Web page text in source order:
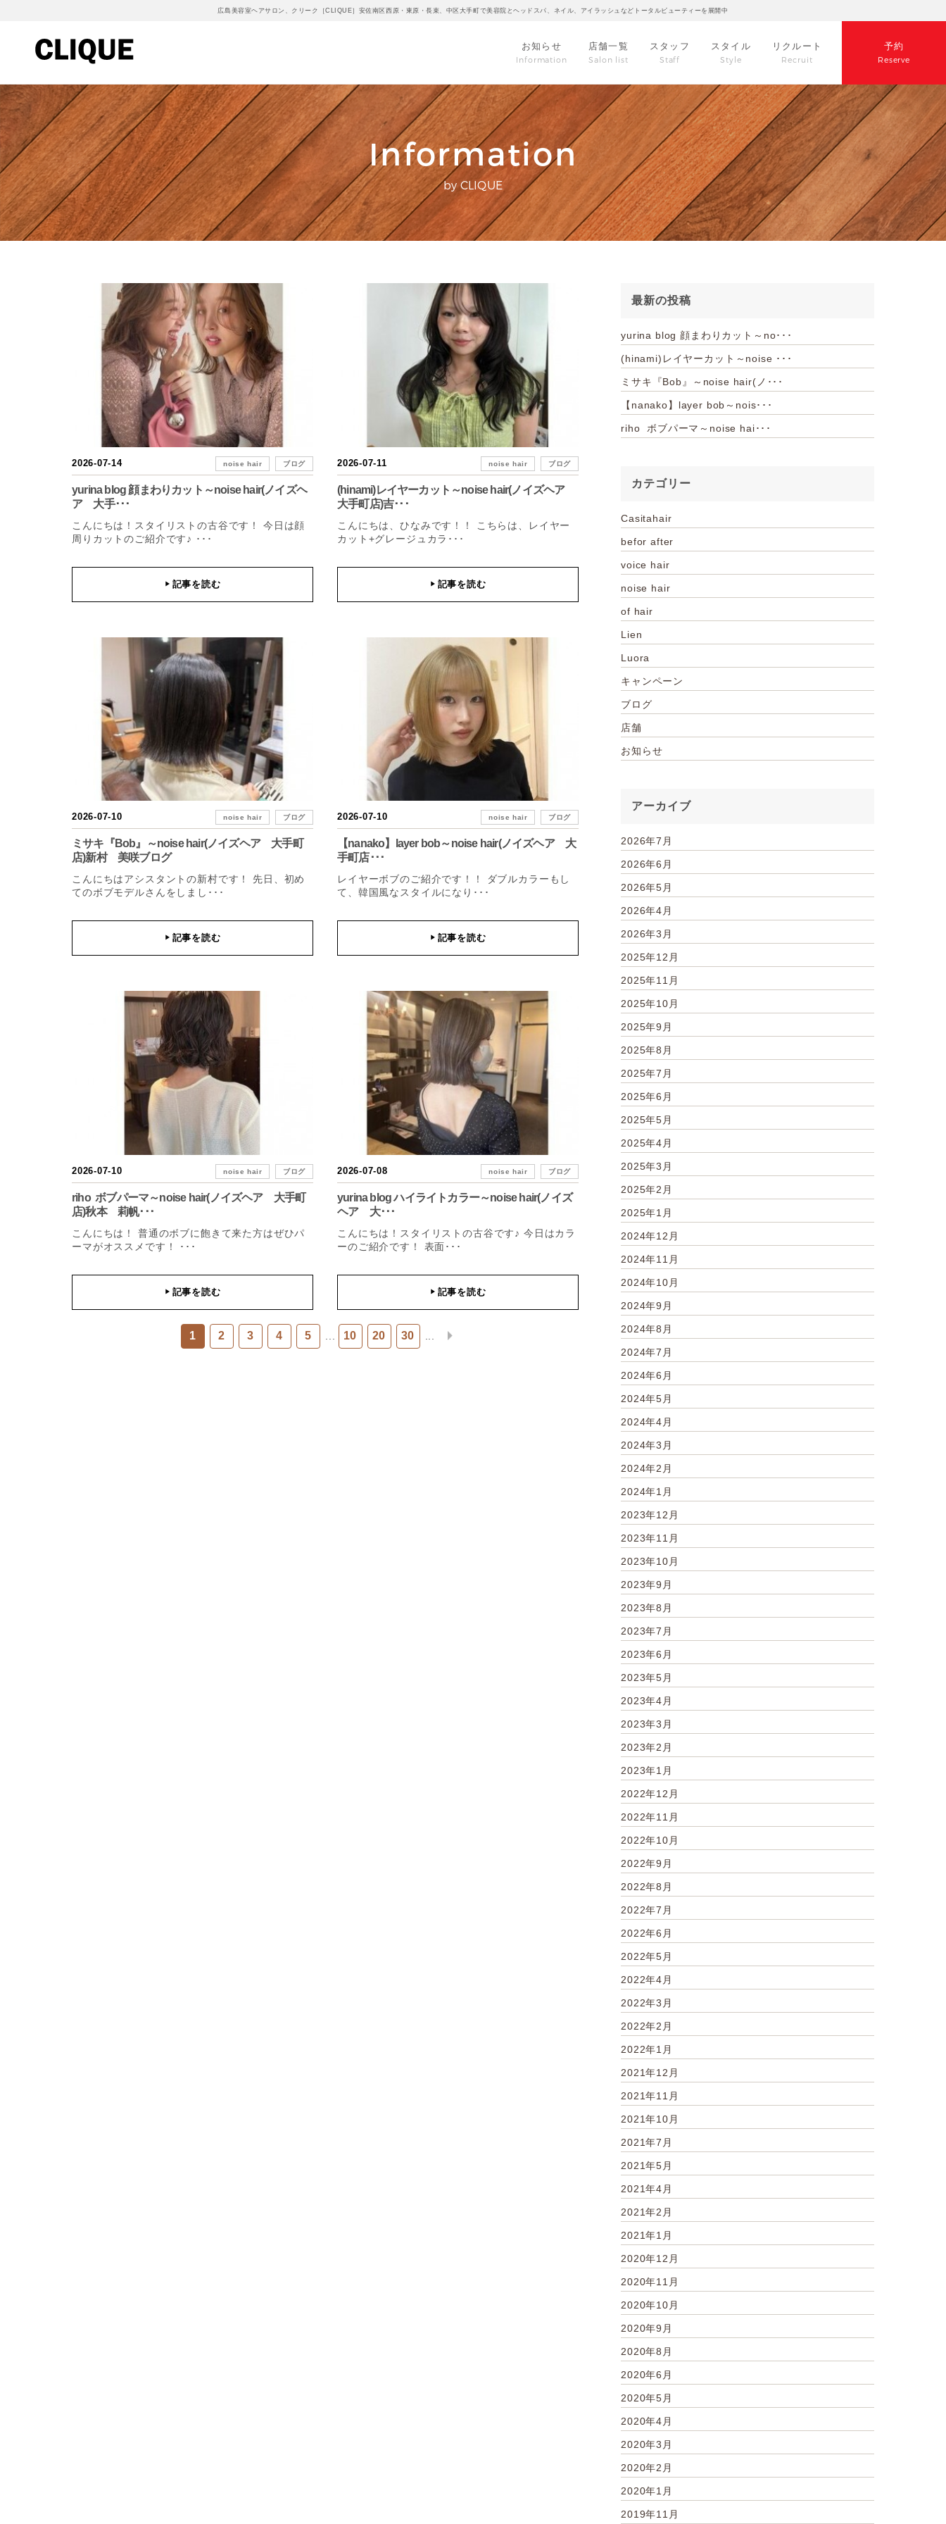
広島美容室ヘアサロン、クリーク［CLIQUE］安佐南区西原・東原・長束、中区大手町で美容院とヘッドスパ、ネイル、アイラッシュなどトータルビューティーを展開中
お知らせ
Information
店舗一覧
Salon list
スタッフ
Staff
スタイル
Style
リクルート
Recruit
予約
Reserve
Information
by CLIQUE
2026-07-14 noise hair ブログ
yurina blog 顔まわりカット～noise hair(ノイズヘ
ア 大手･･･
こんにちは！スタイリストの古谷です！ 今日は顔
周りカットのご紹介です♪ ･･･
▶ 記事を読む
2026-07-11 noise hair ブログ
(hinami)レイヤーカット～noise hair(ノイズヘア
大手町店)吉･･･
こんにちは、ひなみです！！ こちらは、レイヤー
カット+グレージュカラ･･･
▶ 記事を読む
2026-07-10 noise hair ブログ
ミサキ『Bob』～noise hair(ノイズヘア 大手町
店)新村 美咲ブログ
こんにちはアシスタントの新村です！ 先日、初め
てのボブモデルさんをしまし･･･
▶ 記事を読む
2026-07-10 noise hair ブログ
【nanako】layer bob～noise hair(ノイズヘア 大
手町店･･･
レイヤーボブのご紹介です！！ ダブルカラーもし
て、韓国風なスタイルになり･･･
▶ 記事を読む
2026-07-10 noise hair ブログ
riho ボブパーマ～noise hair(ノイズヘア 大手町
店)秋本 莉帆･･･
こんにちは！ 普通のボブに飽きて来た方はぜひパ
ーマがオススメです！ ･･･
▶ 記事を読む
2026-07-08 noise hair ブログ
yurina blog ハイライトカラー～noise hair(ノイズ
ヘア 大･･･
こんにちは！スタイリストの古谷です♪ 今日はカラ
ーのご紹介です！ 表面･･･
▶ 記事を読む
1 2 3 4 5 10 20 30
最新の投稿
yurina blog 顔まわりカット～no･･･
(hinami)レイヤーカット～noise ･･･
ミサキ『Bob』～noise hair(ノ･･･
【nanako】layer bob～nois･･･
riho ボブパーマ～noise hai･･･
カテゴリー
Casitahair
befor after
voice hair
noise hair
of hair
Lien
Luora
キャンペーン
ブログ
店舗
お知らせ
アーカイブ
2026年7月
2026年6月
2026年5月
2026年4月
2026年3月
2025年12月
2025年11月
2025年10月
2025年9月
2025年8月
2025年7月
2025年6月
2025年5月
2025年4月
2025年3月
2025年2月
2025年1月
2024年12月
2024年11月
2024年10月
2024年9月
2024年8月
2024年7月
2024年6月
2024年5月
2024年4月
2024年3月
2024年2月
2024年1月
2023年12月
2023年11月
2023年10月
2023年9月
2023年8月
2023年7月
2023年6月
2023年5月
2023年4月
2023年3月
2023年2月
2023年1月
2022年12月
2022年11月
2022年10月
2022年9月
2022年8月
2022年7月
2022年6月
2022年5月
2022年4月
2022年3月
2022年2月
2022年1月
2021年12月
2021年11月
2021年10月
2021年7月
2021年5月
2021年4月
2021年2月
2021年1月
2020年12月
2020年11月
2020年10月
2020年9月
2020年8月
2020年6月
2020年5月
2020年4月
2020年3月
2020年2月
2020年1月
2019年11月